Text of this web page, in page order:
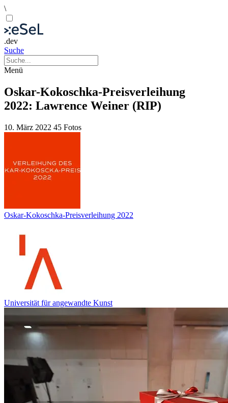
\
.dev
Suche
Menü
Oskar-Kokoschka-Preisverleihung
2022: Lawrence Weiner (RIP)
10. März 2022 45 Fotos
Oskar-Kokoschka-Preisverleihung 2022
Universität für angewandte Kunst